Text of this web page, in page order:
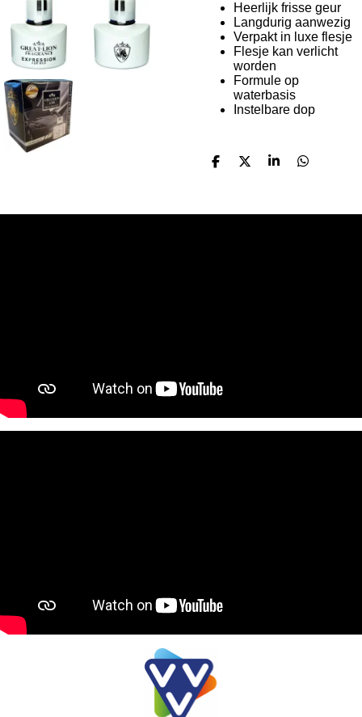
Heerlijk frisse geur
Langdurig aanwezig
Verpakt in luxe flesje
Flesje kan verlicht
worden
Formule op
waterbasis
Instelbare dop
D
n
D
S
e
D
n